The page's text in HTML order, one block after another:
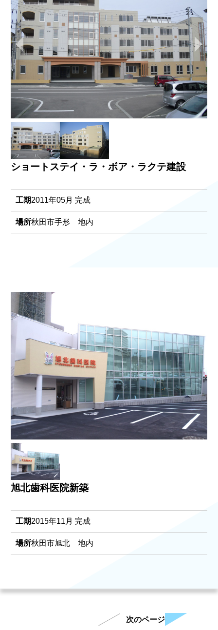
建築事業 その他実績
公共施設
医療福祉施設 浄水・排水処理施設
店舗 住宅
ショートステイ・ラ・ボア・ラクテ建設
工期2011年05月 完成
場所秋田市手形 地内
旭北歯科医院新築
工期2015年11月 完成
場所秋田市旭北 地内
次のページ